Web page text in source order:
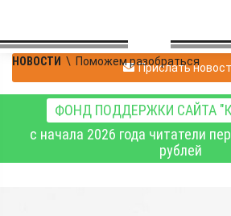
НОВОСТИ \ Поможем разобраться
Прислать
ФОНД ПОДДЕРЖКИ САЙТА
с начала 2026 года читатели
рублей